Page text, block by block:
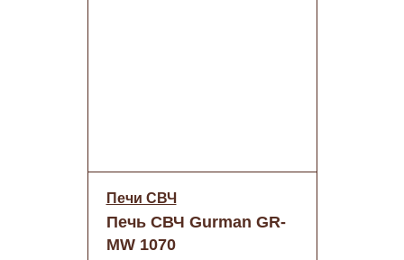
Печи СВЧ
Печь СВЧ Gurman GR-
MW 1070